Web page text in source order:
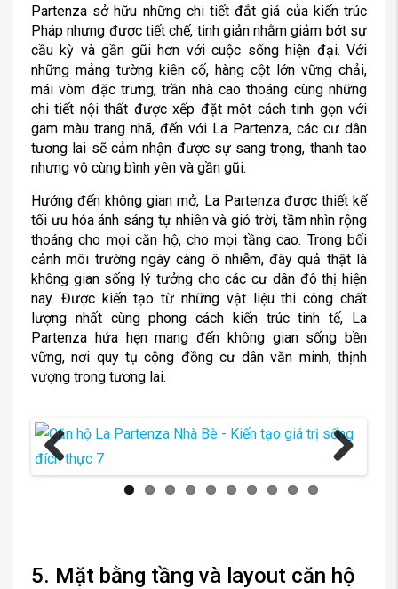
Partenza sở hữu những chi tiết đắt giá của kiến trúc
Pháp nhưng được tiết chế, tinh giản nhằm giảm bớt sự
cầu kỳ và gần gũi hơn với cuộc sống hiện đại. Với
những mảng tường kiên cố, hàng cột lớn vững chải,
mái vòm đặc trưng, trần nhà cao thoáng cùng những
chi tiết nội thất được xếp đặt một cách tinh gọn với
gam màu trang nhã, đến với La Partenza, các cư dân
tương lai sẽ cảm nhận được sự sang trọng, thanh tao
nhưng vô cùng bình yên và gần gũi.
Hướng đến không gian mở, La Partenza được thiết kế
tối ưu hóa ánh sáng tự nhiên và gió trời, tầm nhìn rộng
thoáng cho mọi căn hộ, cho mọi tầng cao. Trong bối
cảnh môi trường ngày càng ô nhiễm, đây quả thật là
không gian sống lý tưởng cho các cư dân đô thị hiện
nay. Được kiến tạo từ những vật liệu thi công chất
lượng nhất cùng phong cách kiến trúc tinh tế, La
Partenza hứa hẹn mang đến không gian sống bền
vững, nơi quy tụ cộng đồng cư dân văn minh, thịnh
vượng trong tương lai.
Previous
5. Mặt bằng tầng và layout căn hộ